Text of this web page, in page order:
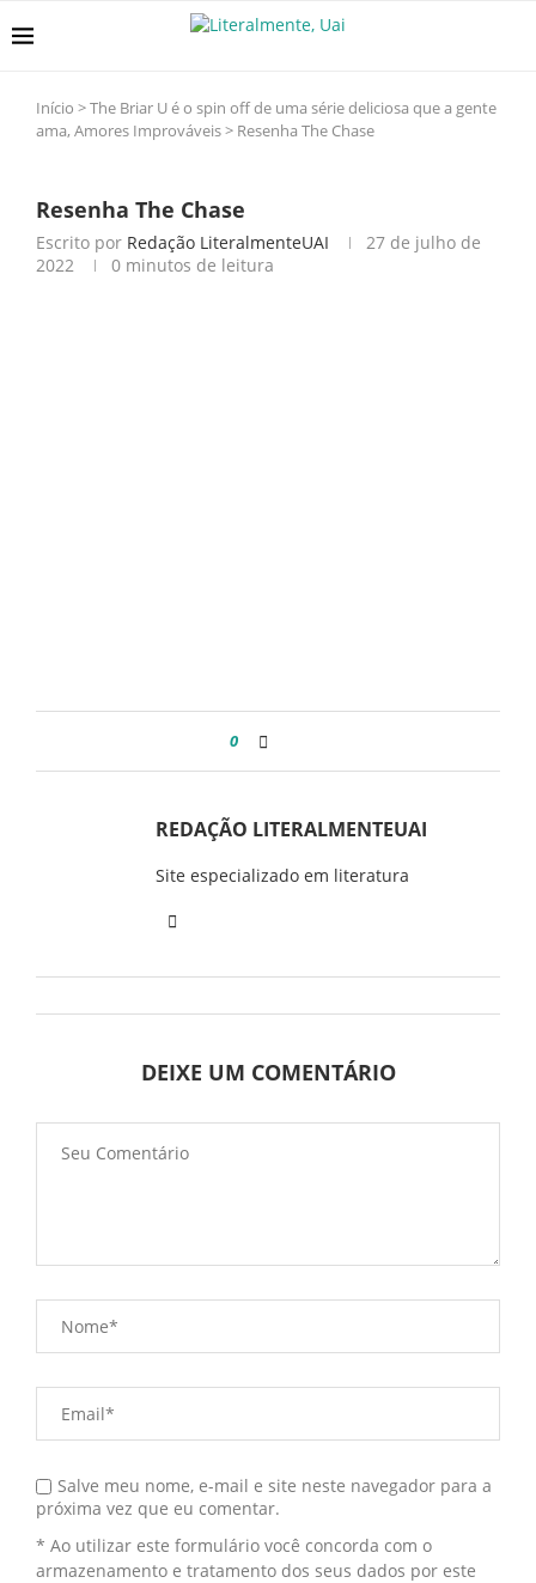
Início >The Briar U é o spin off de uma série deliciosa que a gente
ama, Amores Improváveis> Resenha The Chase
Resenha The Chase
Escrito por Redação LiteralmenteUAI
27 de julho de
2022
0 minutos de leitura
0
REDAÇÃO LITERALMENTEUAI
Site especializado em literatura
DEIXE UM COMENTÁRIO
Salve meu nome, e-mail e site neste navegador para a
próxima vez que eu comentar.
* Ao utilizar este formulário você concorda com o
armazenamento e tratamento dos seus dados por este